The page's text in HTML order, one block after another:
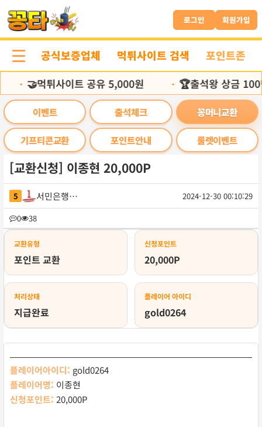
문
로
로그인 회원가입
공식보증업체 먹튀사이트 검색 포인트존
🤝먹튀사이트 공유 5,000원 🏆출석왕 상금 100
이벤트 출석체크 꽁머니교환
기프티콘교환 포인트안내 룰렛이벤트
[교환신청] 이종현 20,000P
5 서민은행111
2024-12-30 00:10:29
0
38
록
교환유형
포인트 교환
신청포인트
20,000P
처리상태
지급완료
플레이어 아이디
gold0264
플레이어아이디: gold0264
플레이어명: 이종현
신청포인트: 20,000P